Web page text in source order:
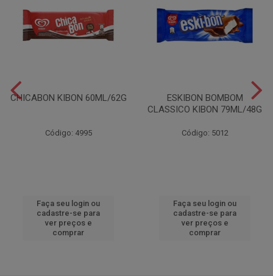
CHICABON KIBON 60ML/62G
Código: 4995
Faça seu login ou
cadastre-se para
ver preços e
comprar
ESKIBON BOMBOM
CLASSICO KIBON 79ML/48G
Código: 5012
Faça seu login ou
cadastre-se para
ver preços e
comprar